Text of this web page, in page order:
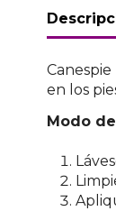
en los
Modo